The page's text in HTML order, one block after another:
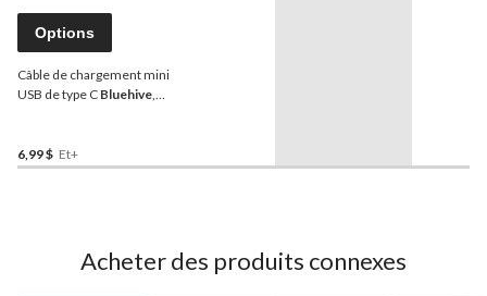
Options
Câble de chargement mini
USB de type C Bluehive,
6,99 $ Et+
Acheter des produits connexes